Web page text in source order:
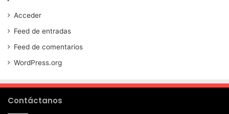
Acceder
Feed de entradas
Feed de comentarios
WordPress.org
Contáctanos